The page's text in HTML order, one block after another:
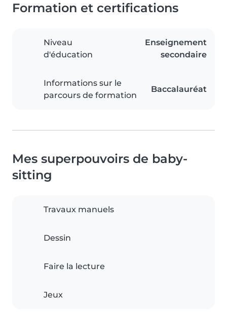
Formation et certifications
Niveau
d'éducation
Enseignement
secondaire
Informations sur le
parcours de formation
Baccalauréat
Mes superpouvoirs de baby-
sitting
Travaux manuels
Dessin
Faire la lecture
Jeux